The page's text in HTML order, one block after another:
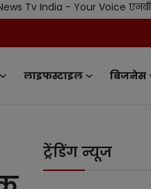
- Your Voice एनबीडीए //
लाइफस्टाइल बिजनेस
ट्रेंडिंग न्यूज